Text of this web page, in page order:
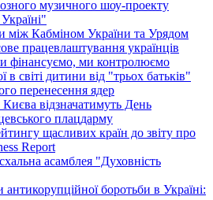
музичного шоу-проекту
між Кабміном України та Урядом
працевлаштування українців
фінансуємо, ми контролюємо
світі дитини від "трьох батьків"
перенесення ядер
відзначатимуть День
плацдарму
щасливих країн до звіту про
Report
асамблея "Духовність
боротьби в Україні: